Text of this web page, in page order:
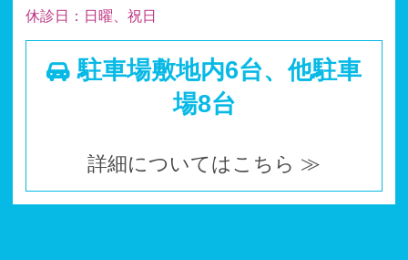
休診日：日曜、祝日
駐車場敷地内6台、他駐車
場8台
詳細についてはこちら ≫